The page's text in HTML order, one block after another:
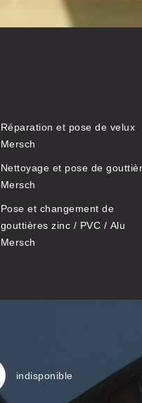
Réparation et pose de velux
Mersch
Nettoyage et pose de
Mersch
Pose et changement de
gouttières zinc / PVC / Alu
Mersch
indisponible